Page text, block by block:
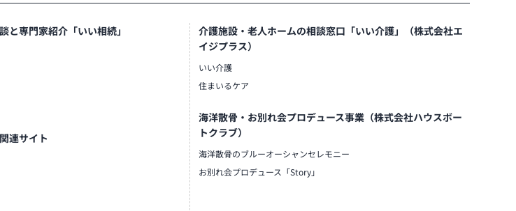
と専門家紹介「いい相続」
連サイト
介護施設・老人ホームの相談窓口「いい介護」（株式会社エ
イジプラス）
いい介護
住まいるケア
海洋散骨・お別れ会プロデュース事業（株式会社ハウスボー
トクラブ）
海洋散骨のブルーオーシャンセレモニー
お別れ会プロデュース「Story」